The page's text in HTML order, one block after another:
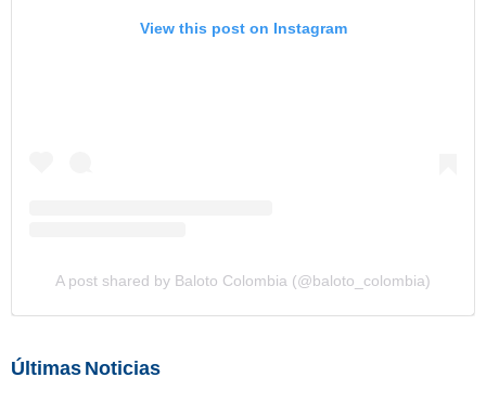
View this post on Instagram
A post shared by Baloto Colombia (@baloto_colombia)
Últimas Noticias